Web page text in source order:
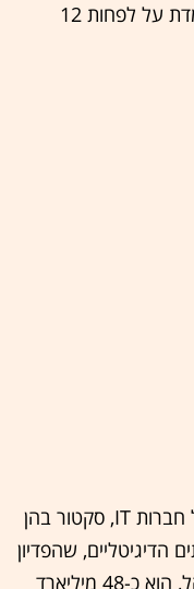
ממנה עולה כי העלות למשק כולו עומדת על לפחות 12
בנוסף על כך, נתח התוצר השנתי של חברות IT, סקטור בהן
הדיגיטליים, שהפדיון
השנתי שלהן מתחת ל-100 מיליון שקל, הוא כ-48 מיליארד